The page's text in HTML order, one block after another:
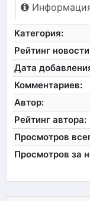
Категория:
Рейтинг
Дата
Комментариев:
Автор:
Рейтинг автора:
Просмотров
Просмотров за